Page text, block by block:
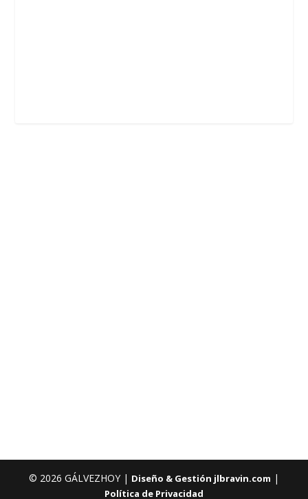
© 2026 GÁLVEZHOY | Diseño & Gestión jlbravin.com |
Política de Privacidad